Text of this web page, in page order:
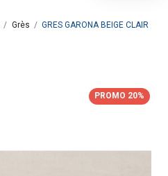
Grès
GRES GARONA BEIGE CLAIR
PROMO 20%